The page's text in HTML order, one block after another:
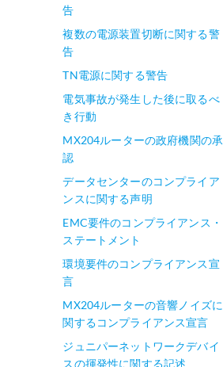
告
複数の電源装置切断に関する警
告
TN電源に関する警告
電気事故が発生した後に取るべ
き行動
MX204ルーターの政府機関の承
認
データセンターのコンプライア
ンスに関する声明
EMC要件のコンプライアンス・
ステートメント
環境要件のコンプライアンス宣
言
MX204ルーターの音響ノイズに
関するコンプライアンス宣言
ジュニパーネットワークデバイ
スの揮発性に関する記述